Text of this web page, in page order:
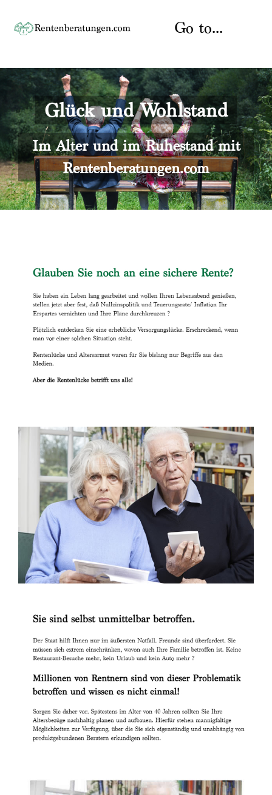
content
Go to...
Startseite
Rente
Rentenberater
Rentenversicherung
Versicherungsberatung
Über uns
Kontakt
Glück und Wohlstand
Im Alter und im Ruhestand mit
Rentenberatungen.com